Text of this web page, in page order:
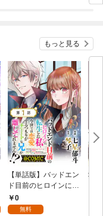
全
もっと見る
【単話版】バッドエン
ド目前のヒロインに転
生した私、今世では恋
愛するつもりがチート
0
無料
救